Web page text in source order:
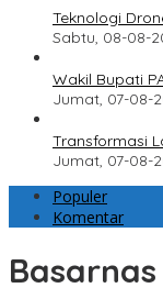
Teknologi
Sabtu, 08-08-
Wakil Bupati
Jumat, 07-08-
Transformasi
Jumat, 07-08-
Populer
Komentar
Basarnas